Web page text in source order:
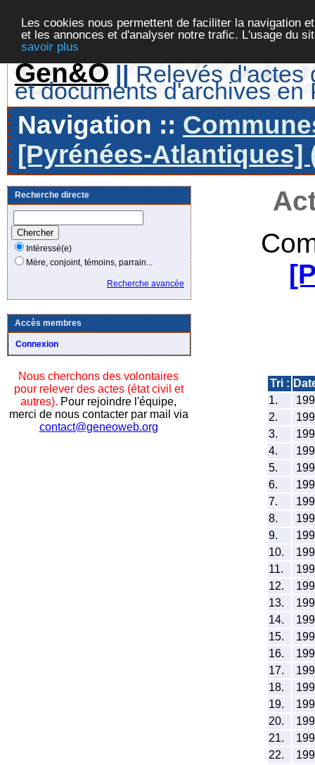
Les cookies nous permettent de faciliter la navigation
et les annonces et d'analyser notre trafic. L'usage du
savoir plus
Gen&O || Relevés d'actes
et documents d'archives en
Navigation ::
[Pyrénées-Atlantiques]
Recherche directe
Intéressé(e)
Mère, conjoint, témoins, parrain...
Recherche avancée
Accès membres
Connexion
Nous cherchons des volontaires
pour relever des actes (état civil et
autres). Pour rejoindre l'équipe,
merci de nous contacter par mail via
contact@geneoweb.org
Tri :
1.
2.
3.
4.
5.
6.
7.
8.
9.
10.
11.
12.
13.
14.
15.
16.
17.
18.
19.
20.
21.
22.